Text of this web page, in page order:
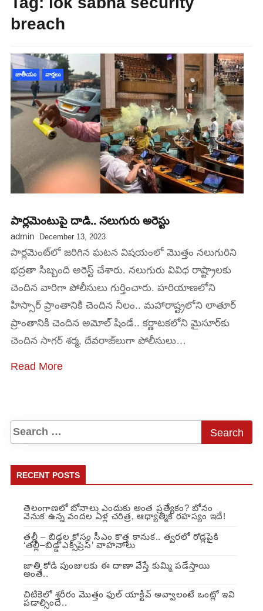
breach
జాతీయం వార్తలు
పార్లమెంటుపై దాడి.. నలుగురు అరెస్టు
admin December 13, 2023
పార్లమెంట్‌‌లో జరిగిన ఘటన విషయంలో మొత్తం నలుగురిని
భద్రతా సిబ్బంది అరెస్ట్ చేశారు. నలుగురు వివిధ రాష్ట్రాలకు
చెందిన వారిగా పోలీసులు గుర్తించారు. హరియాణలోని
హిస్సార్ ప్రాంతానికి చెందిన నీలం.. మహారాష్ట్రలోని లాతూర్
ప్రాంతానికి చెందిన అమోల్ షిండే.. కర్ణాటకలోని మైసూర్‌కు
చెందిన సాగర్ శర్మ, దేవరాజ్‌లుగా పోలీసులు…
Read More
RECENT POSTS
తెలంగాణలో బోనాలు ఎందుకు అంత ప్రత్యేకం? బోనం
వెనుక ఉన్న వందల ఏళ్ల చరిత్ర, ఆధ్యాత్మిక రహస్యం ఇదే!
తల్లీ – బిడ్డల కోసం సీఎం కొత్త కానుక.. త్వరలో రోడ్లపైకి
‘తల్లీ–బిడ్డ ఎక్స్‌ప్రెస్’ వాహనాలు
జాతి కోడి పుంజులకు ఈ దాణా వేస్తే కుమ్మి పడేస్తాయి
అంతే..
చిటికెలో శరీరం మొత్తం ఫుల్ యాక్టీవ్ అవ్వాలంటే ఒంట్లో ఇవి
పడాల్సిందే..